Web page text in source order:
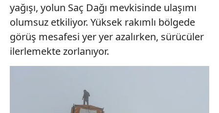
yağışı, yolun Saç Dağı mevkisinde ulaşımı
olumsuz etkiliyor. Yüksek rakımlı bölgede
görüş mesafesi yer yer azalırken, sürücüler
ilerlemekte zorlanıyor.